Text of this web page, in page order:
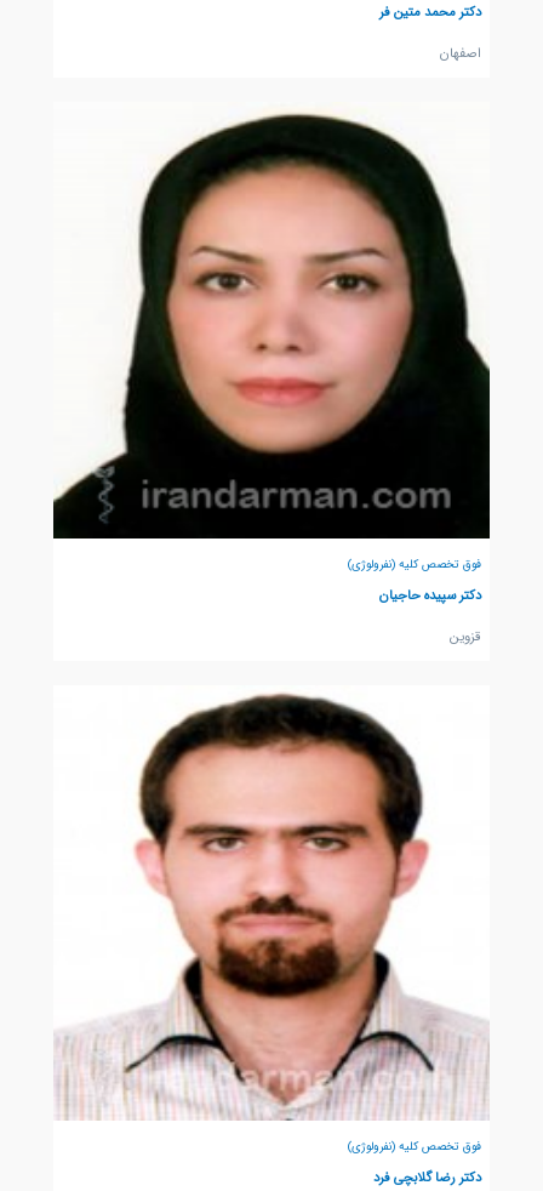
دکتر محمد متین فر
اصفهان
فوق تخصص کلیه (نفرولوژی)
دکتر سپیده حاجیان
قزوين
فوق تخصص کلیه (نفرولوژی)
دکتر رضا گلابچی فرد